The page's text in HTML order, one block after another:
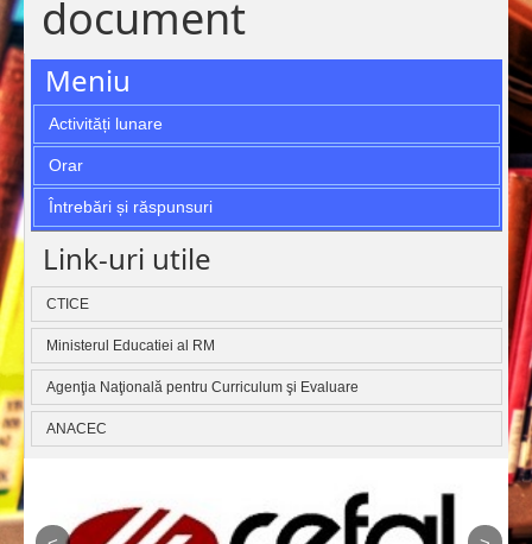
document
Meniu
Activități lunare
Orar
Întrebări și răspunsuri
Link-uri utile
CTICE
Ministerul Educatiei al RM
Agenţia Naţională pentru Curriculum şi Evaluare
ANACEC